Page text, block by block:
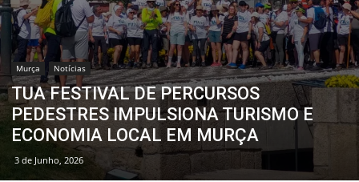
Murça Notícias
TUA FESTIVAL DE PERCURSOS
PEDESTRES IMPULSIONA TURISMO E
ECONOMIA LOCAL EM MURÇA
3 de Junho, 2026